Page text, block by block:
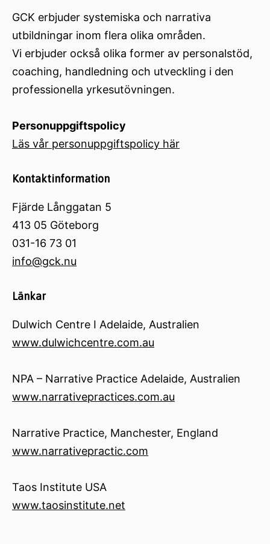
GCK erbjuder systemiska och narrativa
utbildningar inom flera olika områden.
Vi erbjuder också olika former av personalstöd,
coaching, handledning och utveckling i den
professionella yrkesutövningen.
Personuppgiftspolicy
Läs vår personuppgiftspolicy här
Kontaktinformation
Fjärde Långgatan 5
413 05 Göteborg
031-16 73 01
info@gck.nu
Länkar
Dulwich Centre I Adelaide, Australien
www.dulwichcentre.com.au
NPA – Narrative Practice Adelaide, Australien
www.narrativepractices.com.au
Narrative Practice, Manchester, England
www.narrativepractic.com
Taos Institute USA
www.taosinstitute.net